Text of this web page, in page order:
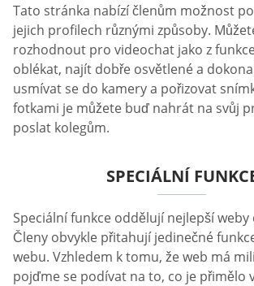
Tato stránka nabízí členům možnost
jejich profilech různými způsoby.
rozhodnout pro videochat jako z
oblékat, najít dobře osvětlené a
usmívat se do kamery a pořizovat
fotkami je můžete buď nahrát na svůj
poslat kolegům.
SPECIÁLNÍ
Speciální funkce oddělují nejlepší
Členy obvykle přitahují jedinečné
webu. Vzhledem k tomu, že web má
pojďme se podívat na to, co je přimělo